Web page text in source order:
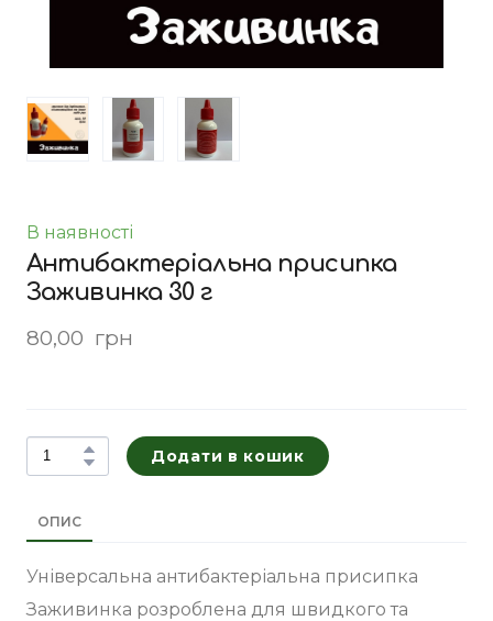
В наявності
Антибактеріальна присипка
Заживинка 30 г
80,00  грн
Додати в кошик
ОПИС
Універсальна антибактеріальна присипка
Заживинка розроблена для швидкого та